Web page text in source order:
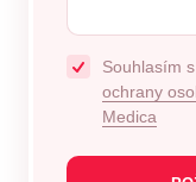
Souhlasím s
ochrany
Medica